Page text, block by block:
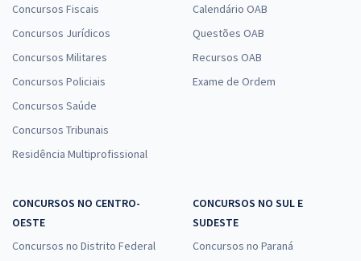
Concursos Fiscais
Concursos Jurídicos
Concursos Militares
Concursos Policiais
Concursos Saúde
Concursos Tribunais
Residência Multiprofissional
Calendário OAB
Questões OAB
Recursos OAB
Exame de Ordem
CONCURSOS NO CENTRO-
OESTE
Concursos no Distrito Federal
CONCURSOS NO SUL E
SUDESTE
Concursos no Paraná